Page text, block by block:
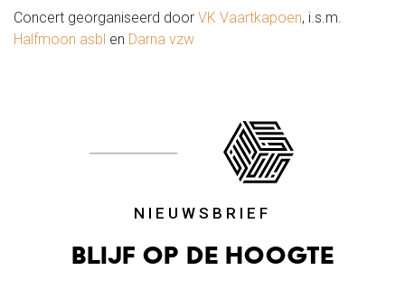
Concert georganiseerd door VK Vaartkapoen, i.s.m.
Halfmoon asbl en Darna vzw
NIEUWSBRIEF
Blijf op de hoogte